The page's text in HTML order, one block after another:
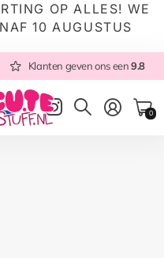
OP ALLES! WE
10 AUGUSTUS
NL 9.8
Klanten geven ons een9.8
0